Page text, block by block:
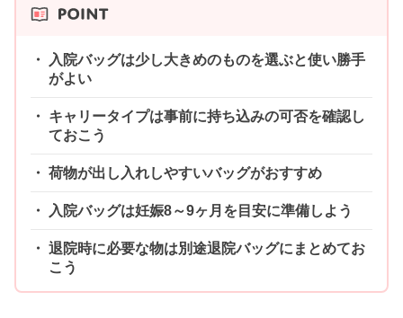
入院バッグは少し大きめのものを選ぶと使い勝手
がよい
キャリータイプは事前に持ち込みの可否を確認し
ておこう
荷物が出し入れしやすいバッグがおすすめ
入院バッグは妊娠8～9ヶ月を目安に準備しよう
退院時に必要な物は別途退院バッグにまとめてお
こう